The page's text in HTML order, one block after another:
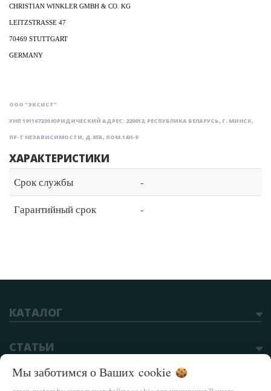
CHRISTIAN WINKLER GMBH & CO. KG
LEITZSTRASSE 47
70469 STUTTGART
GERMANY
ООО "ЭКСИСТ"
УНП 191167230 ЮРИДИЧЕСКИЙ АДРЕС: 220012, РЕСПУБЛИКА БЕЛАРУСЬ, Г. МИНСК,
ПР-Т НЕЗАВИСИМОСТИ, Д.85Б, ПОМ.14Н-9
ХАРАКТЕРИСТИКИ
Срок службы
-
Гарантийный срок
-
КАТАЛОГ
СТАТЬИ
Мы заботимся о Ваших cookie